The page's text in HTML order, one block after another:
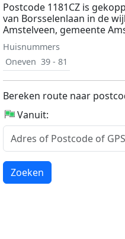
Postcode 1181CZ is
van Borsselenlaan in de
Amstelveen, gemeente
Huisnummers
Oneven 39 - 81
Bereken route naar
Vanuit:
Laden...
Zoeken